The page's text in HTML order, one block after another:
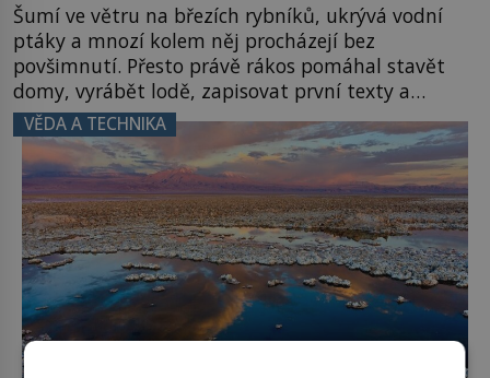
Šumí ve větru na březích rybníků, ukrývá vodní
ptáky a mnozí kolem něj procházejí bez
povšimnutí. Přesto právě rákos pomáhal stavět
domy, vyrábět lodě, zapisovat první texty a
inspiroval řadu pověstí. Tato skromná, ale
užitečná rostlina provází člověka už tisíce let.
Většina lidí vnímá rákos jen jako obyčejnou kulisu
letního koupání. Stačí se však podívat […]
VĚDA A TECHNIKA